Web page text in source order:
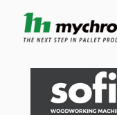
Knc 8
Lz 300
Nc 선반
Ng 200